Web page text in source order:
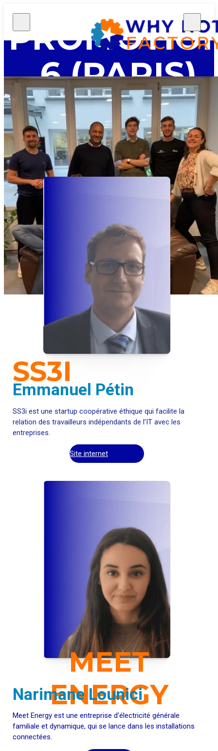
6 (PARIS)
SS3I
MEET
ENERGY
Emmanuel Pétin
Narimane Lounici
SS3i est une startup coopérative éthique qui facilite la
relation des travailleurs indépendants de l'IT avec les
entreprises.
Meet Energy est une entreprise d'électricité générale
familiale et dynamique, qui se lance dans les installations
connectées.
Site internet